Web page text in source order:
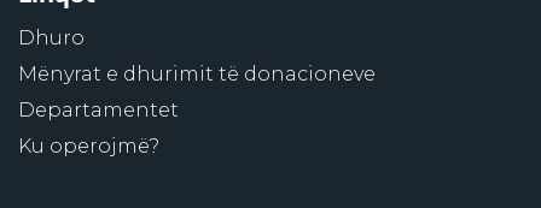
Dhuro
Mënyrat e dhurimit të donacioneve
Departamentet
Ku operojmë?